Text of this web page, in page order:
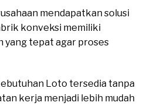
mendapatkan solusi
konveksi memiliki
yang tepat agar proses
Loto tersedia tanpa
kerja menjadi lebih mudah